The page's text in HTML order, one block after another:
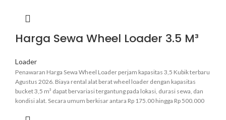
Harga Sewa Wheel Loader 3.5 M³
Loader
Penawaran Harga Sewa Wheel Loader perjam kapasitas 3,5 Kubik terbaru
Agustus 2026. Biaya rental alat berat wheel loader dengan kapasitas
bucket 3,5 m³ dapat bervariasi tergantung pada lokasi, durasi sewa, dan
kondisi alat. Secara umum berkisar antara Rp 175.00 hingga Rp 500.000